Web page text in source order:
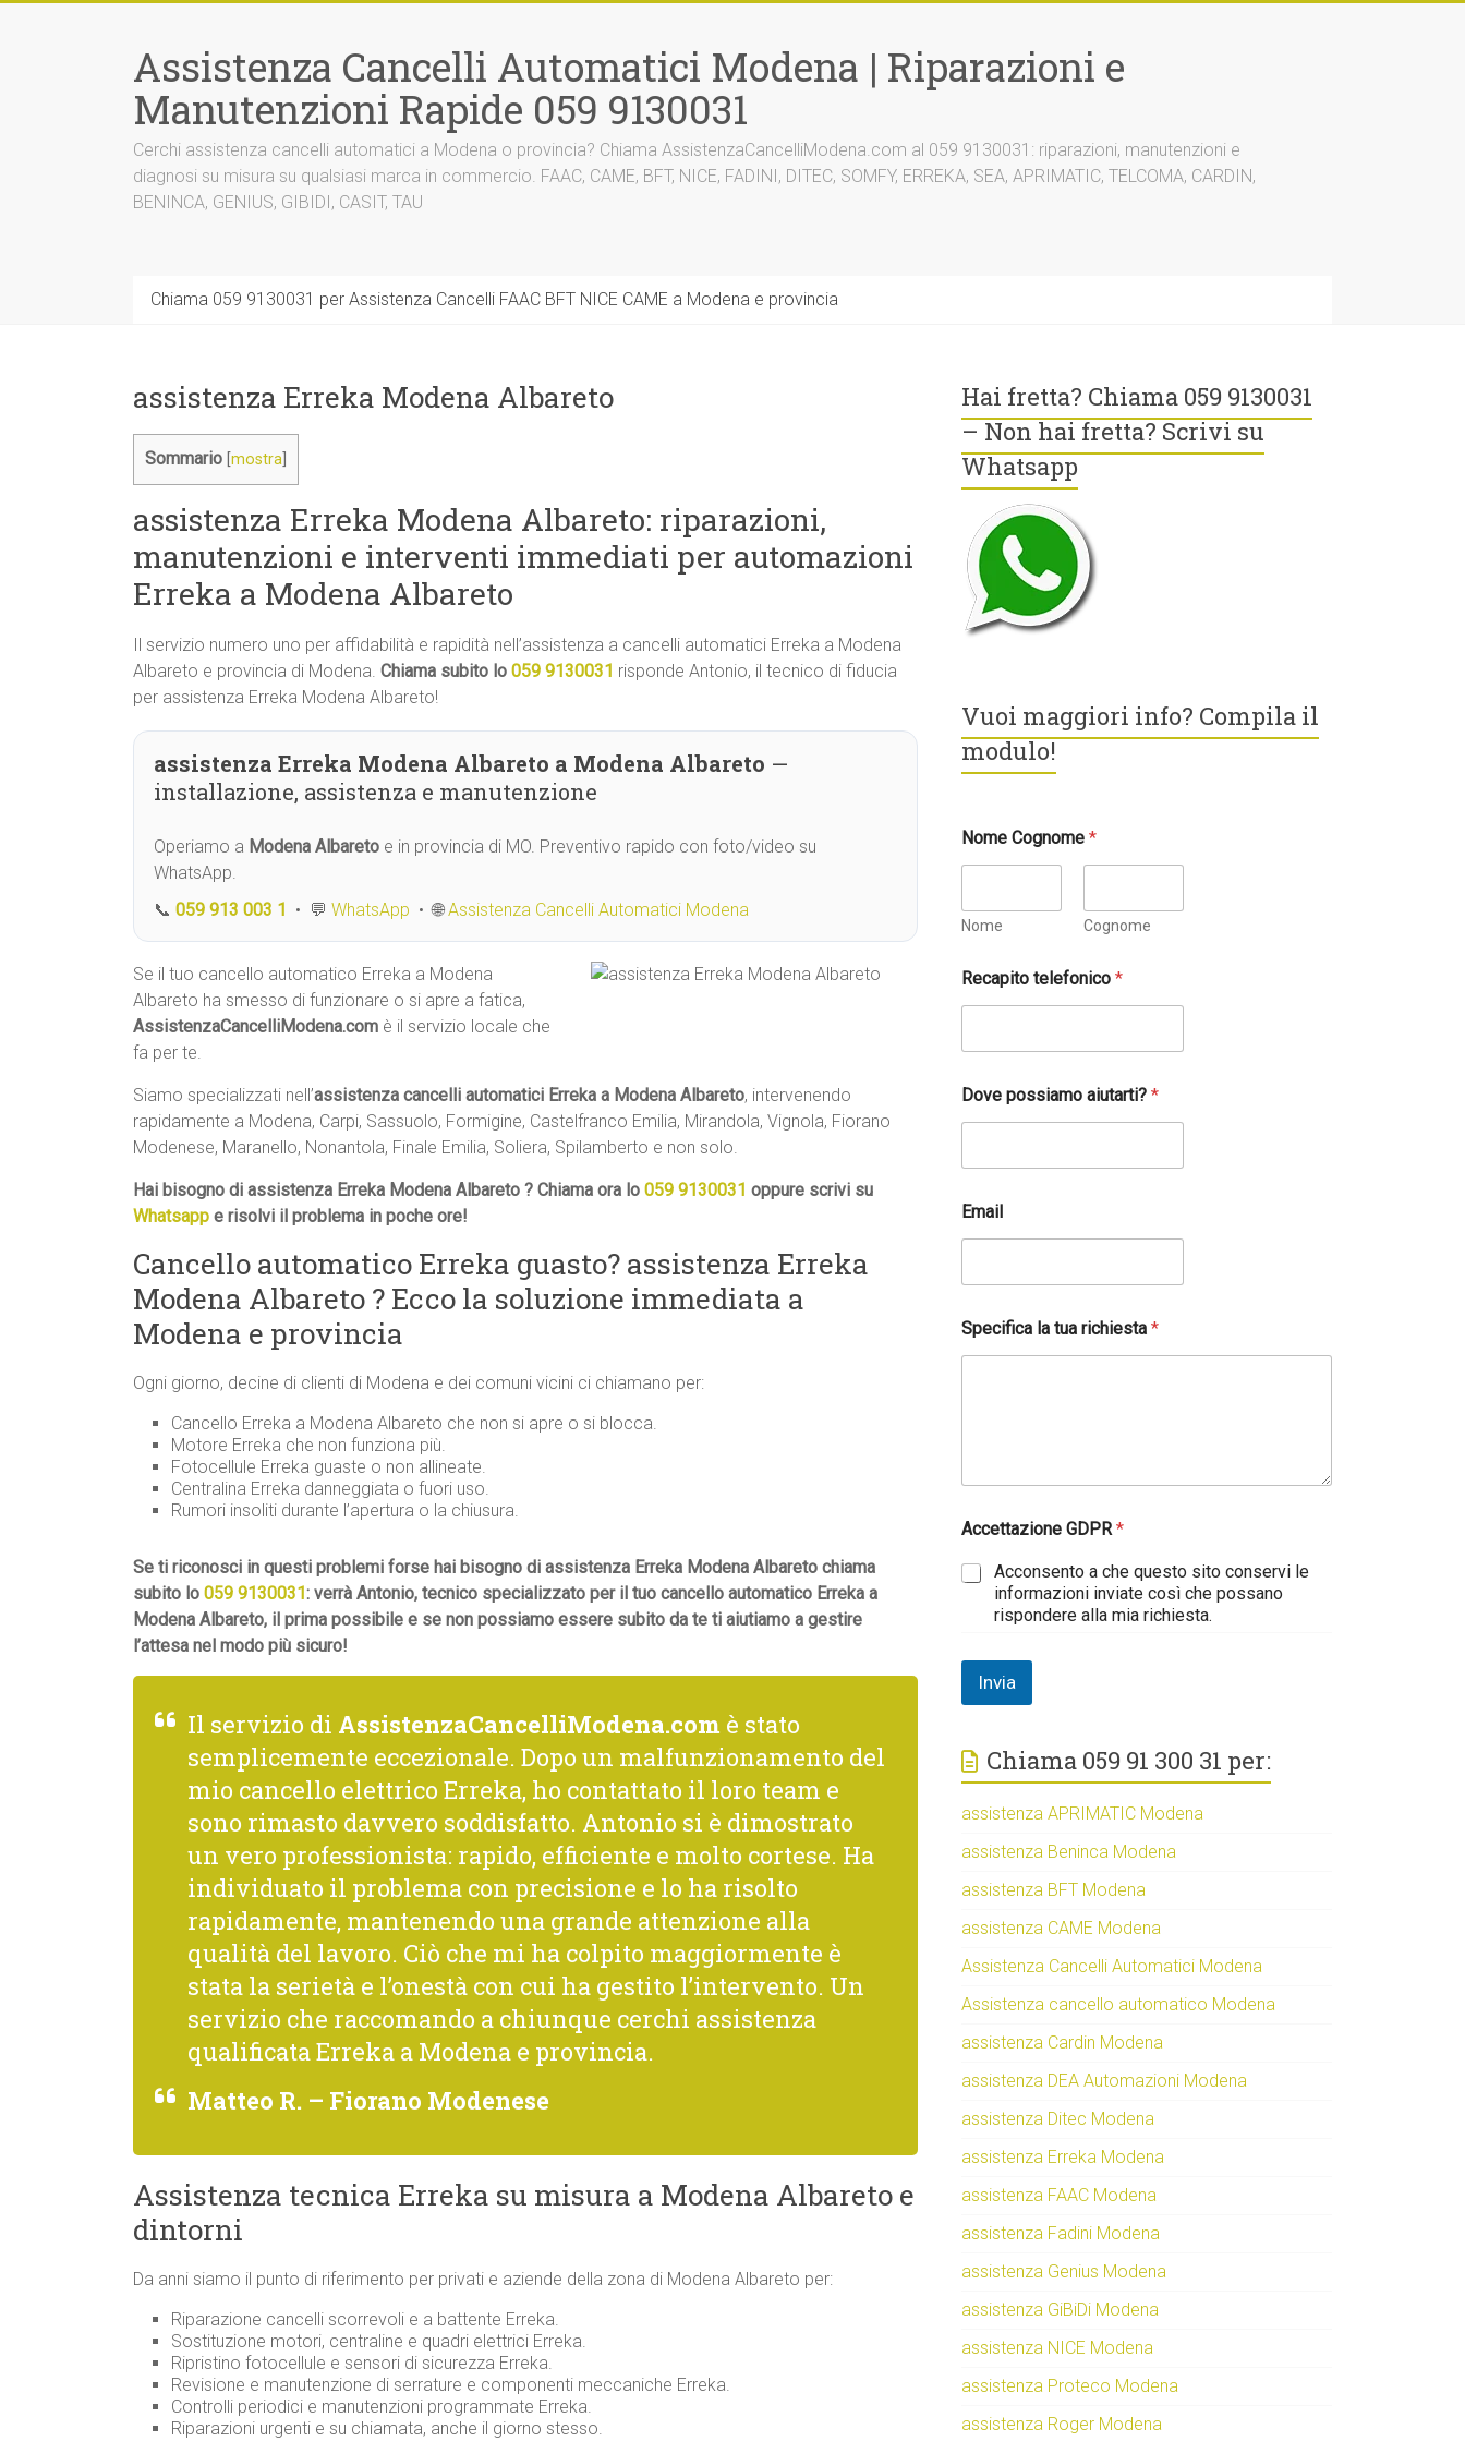
Assistenza Cancelli Automatici Modena | Riparazioni e
Manutenzioni Rapide 059 9130031
Cerchi assistenza cancelli automatici a Modena o provincia? Chiama AssistenzaCancelliModena.com al 059 9130031: riparazioni, manutenzioni e
diagnosi su misura su qualsiasi marca in commercio. FAAC, CAME, BFT, NICE, FADINI, DITEC, SOMFY, ERREKA, SEA, APRIMATIC, TELCOMA, CARDIN,
BENINCA, GENIUS, GIBIDI, CASIT, TAU
Chiama 059 9130031 per Assistenza Cancelli FAAC BFT NICE CAME a Modena e provincia
assistenza Erreka Modena Albareto
Sommario mostra
assistenza Erreka Modena Albareto: riparazioni,
manutenzioni e interventi immediati per automazioni
Erreka a Modena Albareto
Il servizio numero uno per affidabilità e rapidità nell’assistenza a cancelli automatici Erreka a Modena
Albareto e provincia di Modena. Chiama subito lo 059 9130031 risponde Antonio, il tecnico di fiducia
per assistenza Erreka Modena Albareto!
assistenza Erreka Modena Albareto a Modena Albareto —
installazione, assistenza e manutenzione
Operiamo a Modena Albareto e in provincia di MO. Preventivo rapido con foto/video su
WhatsApp.
📞 059 913 003 1 • 💬 WhatsApp • 🌐Assistenza Cancelli Automatici Modena
Se il tuo cancello automatico Erreka a Modena
Albareto ha smesso di funzionare o si apre a fatica,
AssistenzaCancelliModena.com è il servizio locale che
fa per te.
Siamo specializzati nell’assistenza cancelli automatici Erreka a Modena Albareto, intervenendo
rapidamente a Modena, Carpi, Sassuolo, Formigine, Castelfranco Emilia, Mirandola, Vignola, Fiorano
Modenese, Maranello, Nonantola, Finale Emilia, Soliera, Spilamberto e non solo.
Hai bisogno di assistenza Erreka Modena Albareto ? Chiama ora lo 059 9130031 oppure scrivi su
Whatsapp e risolvi il problema in poche ore!
Cancello automatico Erreka guasto? assistenza Erreka
Modena Albareto ? Ecco la soluzione immediata a
Modena e provincia
Ogni giorno, decine di clienti di Modena e dei comuni vicini ci chiamano per:
Cancello Erreka a Modena Albareto che non si apre o si blocca.
Motore Erreka che non funziona più.
Fotocellule Erreka guaste o non allineate.
Centralina Erreka danneggiata o fuori uso.
Rumori insoliti durante l’apertura o la chiusura.
Se ti riconosci in questi problemi forse hai bisogno di assistenza Erreka Modena Albareto chiama
subito lo 059 9130031 : verrà Antonio, tecnico specializzato per il tuo cancello automatico Erreka a
Modena Albareto, il prima possibile e se non possiamo essere subito da te ti aiutiamo a gestire
l’attesa nel modo più sicuro!
Il servizio di AssistenzaCancelliModena.com è stato
semplicemente eccezionale. Dopo un malfunzionamento del
mio cancello elettrico Erreka, ho contattato il loro team e
sono rimasto davvero soddisfatto. Antonio si è dimostrato
un vero professionista: rapido, efficiente e molto cortese. Ha
individuato il problema con precisione e lo ha risolto
rapidamente, mantenendo una grande attenzione alla
qualità del lavoro. Ciò che mi ha colpito maggiormente è
stata la serietà e l’onestà con cui ha gestito l’intervento. Un
servizio che raccomando a chiunque cerchi assistenza
qualificata Erreka a Modena e provincia.
Matteo R. – Fiorano Modenese
Assistenza tecnica Erreka su misura a Modena Albareto e
dintorni
Da anni siamo il punto di riferimento per privati e aziende della zona di Modena Albareto per:
Riparazione cancelli scorrevoli e a battente Erreka.
Sostituzione motori, centraline e quadri elettrici Erreka.
Ripristino fotocellule e sensori di sicurezza Erreka.
Revisione e manutenzione di serrature e componenti meccaniche Erreka.
Controlli periodici e manutenzioni programmate Erreka.
Riparazioni urgenti e su chiamata, anche il giorno stesso.
Hai fretta? Chiama 059 9130031
– Non hai fretta? Scrivi su
Whatsapp
Vuoi maggiori info? Compila il
modulo!
Nome Cognome*
Nome Cognome
Recapito telefonico*
Dove possiamo aiutarti?*
a
A
c
t
t
a
t
a
Email
Specifica la tua richiesta*
Accettazione GDPR*
Acconsento a che questo sito conservi le
informazioni inviate così che possano
rispondere alla mia richiesta.
Invia
Chiama 059 91 300 31 per:
assistenza APRIMATIC Modena
assistenza Beninca Modena
assistenza BFT Modena
assistenza CAME Modena
Assistenza Cancelli Automatici Modena
Assistenza cancello automatico Modena
assistenza Cardin Modena
assistenza DEA Automazioni Modena
assistenza Ditec Modena
assistenza Erreka Modena
assistenza FAAC Modena
assistenza Fadini Modena
assistenza Genius Modena
assistenza GiBiDi Modena
assistenza NICE Modena
assistenza Proteco Modena
assistenza Roger Modena